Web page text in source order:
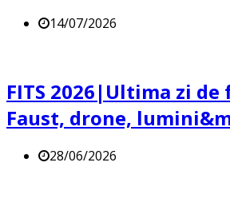
14/07/2026
FITS 2026|Ultima zi
Faust, drone,
28/06/2026